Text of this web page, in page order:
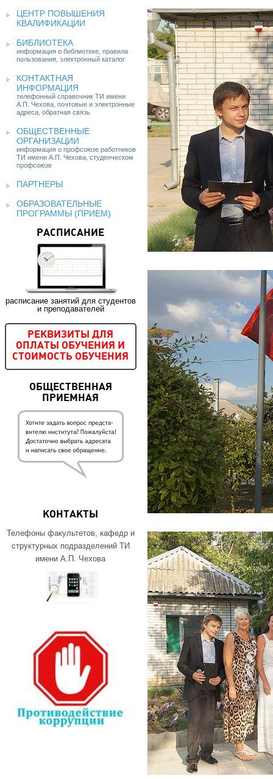
ЦЕНТР ПОВЫШЕНИЯ
КВАЛИФИКАЦИИ
БИБЛИОТЕКА
информация о библиотеке, правила
пользования, электронный каталог
КОНТАКТНАЯ
ИНФОРМАЦИЯ
телефонный справочник ТИ имени
А.П. Чехова, почтовые и электронные
адреса, обратная связь
ОБЩЕСТВЕННЫЕ
ОРГАНИЗАЦИИ
информация о профсоюзе работников
ТИ имени А.П. Чехова, студенческом
профсоюзе
ПАРТНЕРЫ
ОБРАЗОВАТЕЛЬНЫЕ
ПРОГРАММЫ (ПРИЕМ)
РАСПИСАНИЕ
расписание занятий для студентов
и преподавателей
РЕКВИЗИТЫ ДЛЯ
ОПЛАТЫ ОБУЧЕНИЯ И
СТОИМОСТЬ ОБУЧЕНИЯ
ОБЩЕСТВЕННАЯ
ПРИЕМНАЯ
КОНТАКТЫ
Телефоны факультетов, кафедр и
структурных подразделений ТИ
имени А.П. Чехова